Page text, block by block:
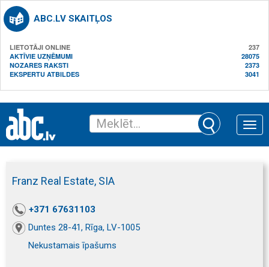
ABC.LV SKAITĻOS
LIETOTĀJI ONLINE
237
AKTĪVIE UZŅĒMUMI
28075
NOZARES RAKSTI
2373
EKSPERTU ATBILDES
3041
Toggle
Franz Real Estate, SIA
+371 67631103
Duntes 28-41, Rīga, LV-1005
Nekustamais īpašums